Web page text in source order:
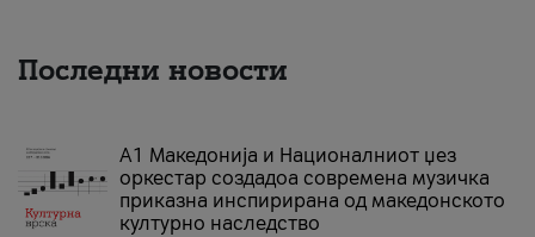
Последни новости
А1 Македонија и Националниот џез
оркестар создадоа современа музичка
приказна инспирирана од македонското
културно наследство